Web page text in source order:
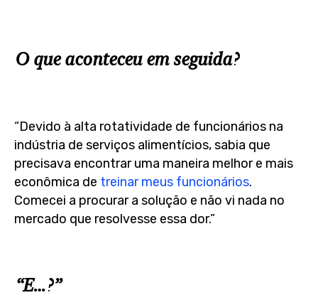
O que aconteceu em seguida?
“Devido à alta rotatividade de funcionários na
indústria de serviços alimentícios, sabia que
precisava encontrar uma maneira melhor e mais
econômica de treinar meus funcionários.
Comecei a procurar a solução e não vi nada no
mercado que resolvesse essa dor.”
“E…?”